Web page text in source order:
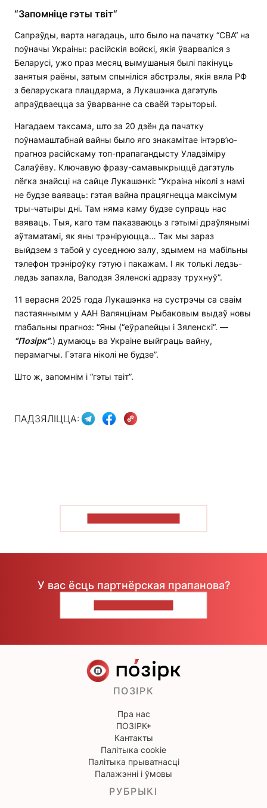
“Запомніце гэты твіт“
Сапраўды, варта нагадаць, што было на пачатку “СВА“ на
поўначы Украіны: расійскія войскі, якія ўварваліся з
Беларусі, ужо праз месяц вымушаныя былі пакінуць
занятыя раёны, затым спыніліся абстрэлы, якія вяла РФ
з беларускага плацдарма, а Лукашэнка дагэтуль
апраўдваецца за ўварванне са сваёй тэрыторыі.
Нагадаем таксама, што за 20 дзён да пачатку
поўнамаштабнай вайны было яго знакамітае інтэрв’ю-
прагноз расійскаму топ-прапагандысту Уладзіміру
Салаўёву. Ключавую фразу-самавыкрыццё дагэтуль
лёгка знайсці на сайце Лукашэнкі: “Украіна ніколі з намі
не будзе ваяваць: гэтая вайна працягнецца максімум
тры-чатыры дні. Там няма каму будзе супраць нас
ваяваць. Тыя, каго там паказваюць з гэтымі драўлянымі
аўтаматамі, як яны трэніруюцца… Так мы зараз
выйдзем з табой у суседнюю залу, здымем на мабільны
тэлефон трэніроўку гэтую і пакажам. І як толькі ледзь-
ледзь запахла, Валодзя Зяленскі адразу трухнуў”.
11 верасня 2025 года Лукашэнка на сустрэчы са сваім
пастаяннымм у ААН Валянцінам Рыбаковым выдаў новы
глабальны прагноз: “Яны (“еўрапейцы і Зяленскі“. —
“Позірк“.) думаюць ва Украіне выйграць вайну,
перамагчы. Гэтага ніколі не будзе”.
Што ж, запомнім і “гэты твіт”.
ПАДЗЯЛІЦЦА:
У вас ёсць партнёрская прапанова?
ПОЗІРК
Пра нас
ПОЗІРК+
Кантакты
Палітыка cookie
Палітыка прыватнасці
Палажэнні і ўмовы
РУБРЫКІ